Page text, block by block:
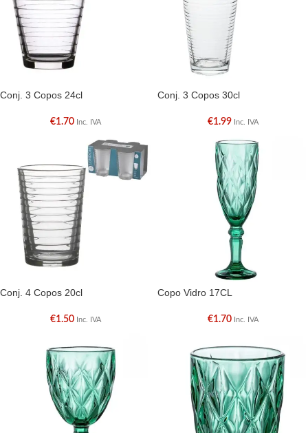
Conj. 3 Copos 24cl
€1.70 Inc. IVA
Conj. 3 Copos 30cl
€1.99 Inc. IVA
Conj. 4 Copos 20cl
€1.50 Inc. IVA
Copo Vidro 17CL
€1.70 Inc. IVA